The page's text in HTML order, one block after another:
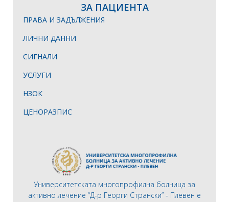
Университетската многопрофилна болница за
активно лечение “Д-р Георги Странски” - Плевен е
ЗА ПАЦИЕНТА
ПРАВА И ЗАДЪЛЖЕНИЯ
ЛИЧНИ ДАННИ
СИГНАЛИ
УСЛУГИ
НЗОК
ЦЕНОРАЗПИС